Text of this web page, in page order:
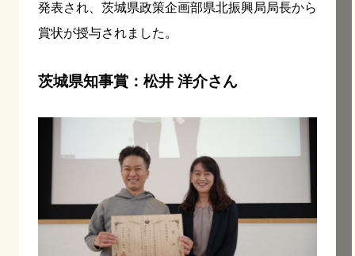
発表され、茨城県政策企画部県北振興局局長から
賞状が授与されました。
茨城県知事賞：松井 洋介さん